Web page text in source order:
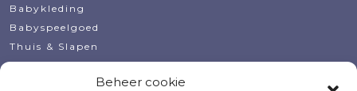
Beheer cookie
Babykleding
Babyspeelgoed
Thuis & Slapen
Decoratie